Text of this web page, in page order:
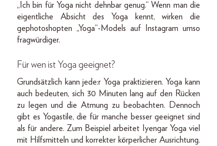
„Ich bin für Yoga nicht dehnbar genug.“ Wenn man die
eigentliche Absicht des Yoga kennt, wirken die
gephotoshopten „Yoga“-Models auf Instagram umso
fragwürdiger.
Für wen ist Yoga geeignet?
Grundsätzlich kann jede:r Yoga praktizieren. Yoga kann
auch bedeuten, sich 30 Minuten lang auf den Rücken
zu legen und die Atmung zu beobachten. Dennoch
gibt es Yogastile, die für manche besser geeignet sind
als für andere. Zum Beispiel arbeitet Iyengar Yoga viel
mit Hilfsmitteln und korrekter körperlicher Ausrichtung.